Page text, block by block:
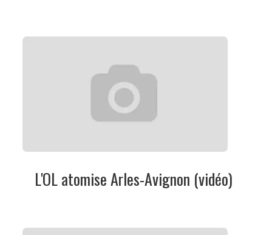
L'OL atomise Arles-Avignon (vidéo)